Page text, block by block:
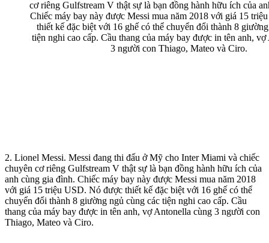
2. Lionel Messi. Messi đang thi đấu ở Mỹ cho Inter Miami và chiếc
chuyên cơ riêng Gulfstream V thật sự là bạn đồng hành hữu ích của
anh cùng gia đình. Chiếc máy bay này được Messi mua năm 2018
với giá 15 triệu USD. Nó được thiết kế đặc biệt với 16 ghế có thể
chuyển đổi thành 8 giường ngủ cùng các tiện nghi cao cấp. Cầu
thang của máy bay được in tên anh, vợ Antonella cùng 3 người con
Thiago, Mateo và Ciro.